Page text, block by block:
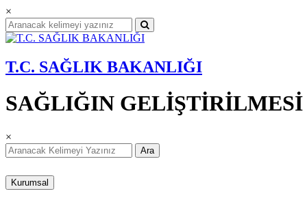
×
T.C. SAĞLIK BAKANLIĞI
SAĞLIĞIN
×
Ara
Kurumsal